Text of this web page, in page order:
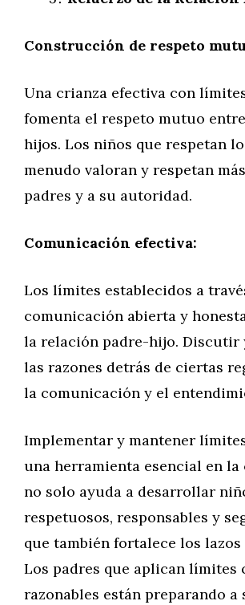
Construcción de respeto
Una crianza efectiva con
fomenta el respeto mutuo
hijos. Los niños que respetan
menudo valoran y respetan
padres y a su autoridad.
Comunicación efectiva:
Los límites establecidos a
comunicación abierta y
la relación padre-hijo. Discutir
las razones detrás de ciertas
la comunicación y el
Implementar y mantener
una herramienta esencial en la
no solo ayuda a desarrollar
respetuosos, responsables y
que también fortalece los
Los padres que aplican límites
razonables están preparando a